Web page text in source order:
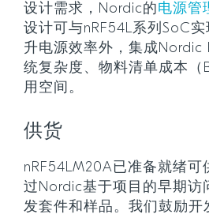
设计需求，Nordic的电源管
设计可与nRF54L系列SoC
升电源效率外，集成Nordic
统复杂度、物料清单成本（
用空间。
供货
nRF54LM20A已准备就绪可
过Nordic基于项目的早期访
发套件和样品。我们鼓励开